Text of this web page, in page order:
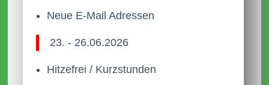
Neue E-Mail Adressen
23. - 26.06.2026
Hitzefrei / Kurzstunden